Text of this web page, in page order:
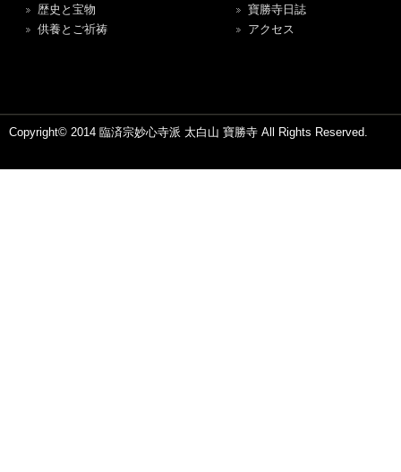
歴史と宝物
供養とご祈祷
寶勝寺日誌
アクセス
Copyright© 2014 臨済宗妙心寺派 太白山 寶勝寺 All Rights Reserved.